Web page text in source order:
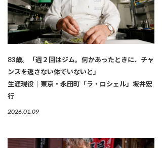
83歳。「週２回はジム。何かあったときに、チャ
ンスを逃さない体でいないと」
生涯現役｜東京・永田町「ラ・ロシェル」坂井宏
行
2026.01.09